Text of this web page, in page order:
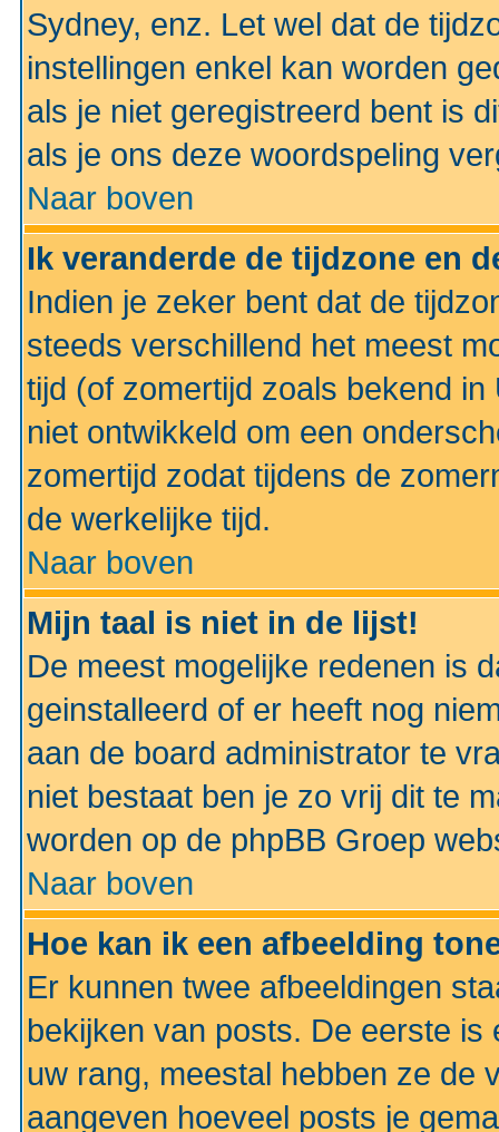
Sydney, enz. Let wel dat de
instellingen enkel kan worden
als je niet geregistreerd bent is
als je ons deze woordspeling
Naar boven
Ik veranderde de tijdzone en
Indien je zeker bent dat de
steeds verschillend het meest
tijd (of zomertijd zoals bekend
niet ontwikkeld om een
zomertijd zodat tijdens de
de werkelijke tijd.
Naar boven
Mijn taal is niet in de lijst!
De meest mogelijke redenen is
geinstalleerd of er heeft nog
aan de board administrator te
niet bestaat ben je zo vrij dit te
worden op de phpBB Groep
Naar boven
Hoe kan ik een afbeelding
Er kunnen twee afbeeldingen
bekijken van posts. De eerste
uw rang, meestal hebben ze de
aangeven hoeveel posts je